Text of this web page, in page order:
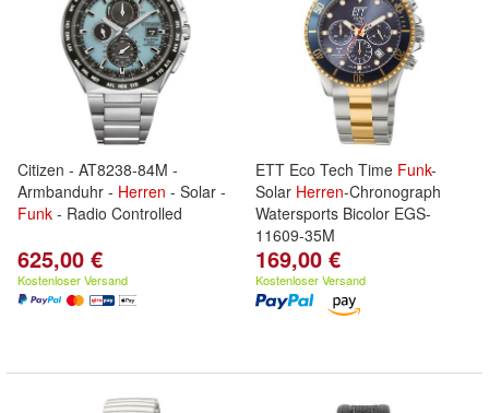
Citizen - AT8238-84M -
Armbanduhr - Herren - Solar -
Funk - Radio Controlled
625,00 €
Kostenloser Versand
ETT Eco Tech Time Funk-
Solar Herren-Chronograph
Watersports Bicolor EGS-
11609-35M
169,00 €
Kostenloser Versand